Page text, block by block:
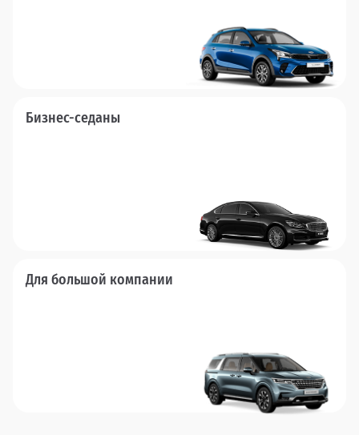
Бизнес-седаны
Для большой компании